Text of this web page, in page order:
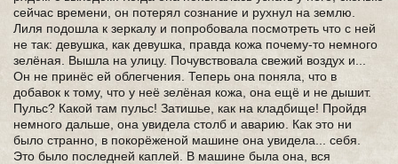
сейчас времени, он потерял сознание и рухнул на землю.
Лиля подошла к зеркалу и попробовала посмотреть что с ней
не так: девушка, как девушка, правда кожа почему-то немного
зелёная. Вышла на улицу. Почувствовала свежий воздух и...
Он не принёс ей облегчения. Теперь она поняла, что в
добавок к тому, что у неё зелёная кожа, она ещё и не дышит.
Пульс? Какой там пульс! Затишье, как на кладбище! Пройдя
немного дальше, она увидела столб и аварию. Как это ни
было странно, в покорёженой машине она увидела... себя.
Это было последней каплей. В машине была она, вся